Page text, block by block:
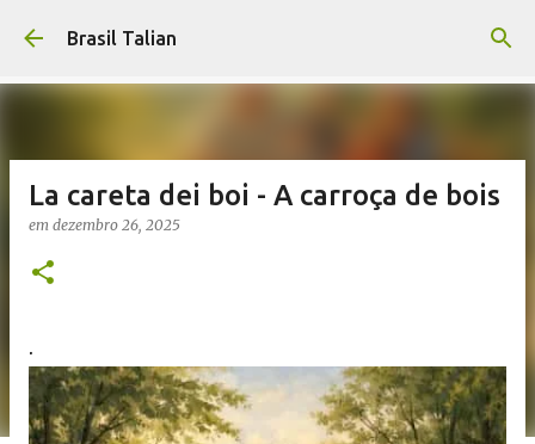
Pular para o conteúdo principal
Brasil Talian
La careta dei boi - A carroça de bois
em dezembro 26, 2025
.